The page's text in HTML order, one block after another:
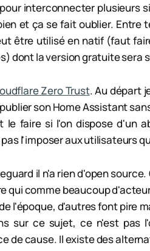
interconnecter plusieurs
et ça se fait oublier. Entre
être utilisé en natif (faut
dont la version gratuite sera
Zero Trust. Au départ
son Home Assistant
le faire si l'on dispose d'un
l'imposer aux utilisateurs
il n'a rien d'open
qui comme beaucoup
l'époque, d'autres font pire
sur ce sujet, ce n'est pas
de cause. Il existe des